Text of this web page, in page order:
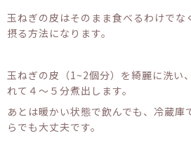
玉ねぎの皮はそのまま食べるわけでな
摂る方法になります。
玉ねぎの皮（1~2個分）を綺麗に洗い
れて４〜５分煮出します。
あとは暖かい状態で飲んでも、冷蔵庫
らでも大丈夫です。